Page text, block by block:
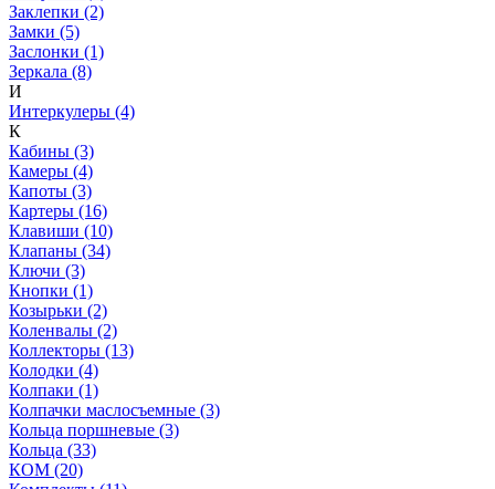
Заклепки (2)
Замки (5)
Заслонки (1)
Зеркала (8)
И
Интеркулеры (4)
К
Кабины (3)
Камеры (4)
Капоты (3)
Картеры (16)
Клавиши (10)
Клапаны (34)
Ключи (3)
Кнопки (1)
Козырьки (2)
Коленвалы (2)
Коллекторы (13)
Колодки (4)
Колпаки (1)
Колпачки маслосъемные (3)
Кольца поршневые (3)
Кольца (33)
КОМ (20)